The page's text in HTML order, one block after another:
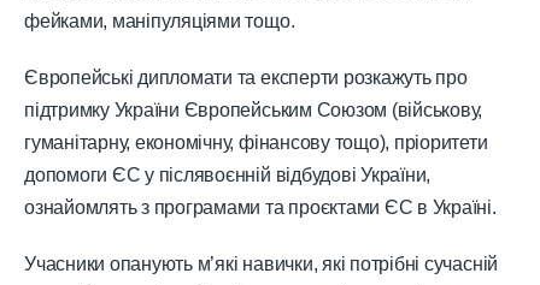
фейками, маніпуляціями тощо.
Європейські дипломати та експерти розкажуть про
підтримку України Європейським Союзом (військову,
гуманітарну, економічну, фінансову тощо), пріоритети
допомоги ЄС у післявоєнній відбудові України,
ознайомлять з програмами та проєктами ЄС в Україні.
Учасники опанують м’які навички, які потрібні сучасній